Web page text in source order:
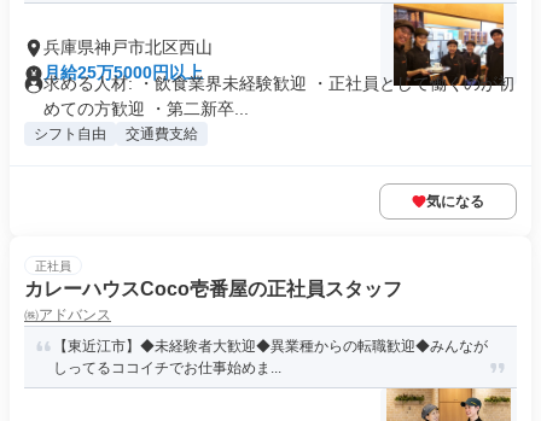
兵庫県神戸市北区西山
月給25万5000円以上
求める人材: ・飲食業界未経験歓迎 ・正社員として働くのが初
めての方歓迎 ・第二新卒...
シフト自由 交通費支給
気になる
正社員
カレーハウスCoco壱番屋の正社員スタッフ
㈱アドバンス
【東近江市】◆未経験者大歓迎◆異業種からの転職歓迎◆みんなが
しってるココイチでお仕事始めま...